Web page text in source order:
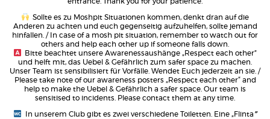
Sollte es zu Moshpit Situationen kommen, denkt dran auf die
Anderen zu achten und euch gegenseitig aufzuhelfen, sollte jemand
hinfallen. / In case of a mosh pit situation, remember to watch out for
others and help each other up if someone falls down.
Bitte beachtet unsere Awarenessaushänge „Respect each other”
und helft mit, das Uebel & Gefährlich zum safer space zu machen.
Unser Team ist sensibilisiert für Vorfälle. Wendet Euch jederzeit an sie. /
Please take note of our awareness posters „Respect each other“ and
help to make the Uebel & Gefährlich a safer space. Our team is
sensitised to incidents. Please contact them at any time.
In unserem Club gibt es zwei verschiedene Toiletten. Eine „Flinta ”